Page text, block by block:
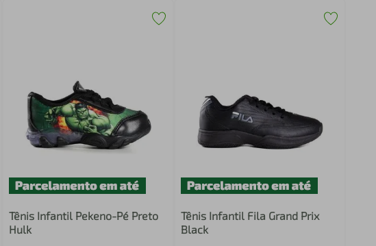
Tênis Infantil Pekeno-Pé Preto
Hulk
Tênis Infantil Fila Grand Prix
Black